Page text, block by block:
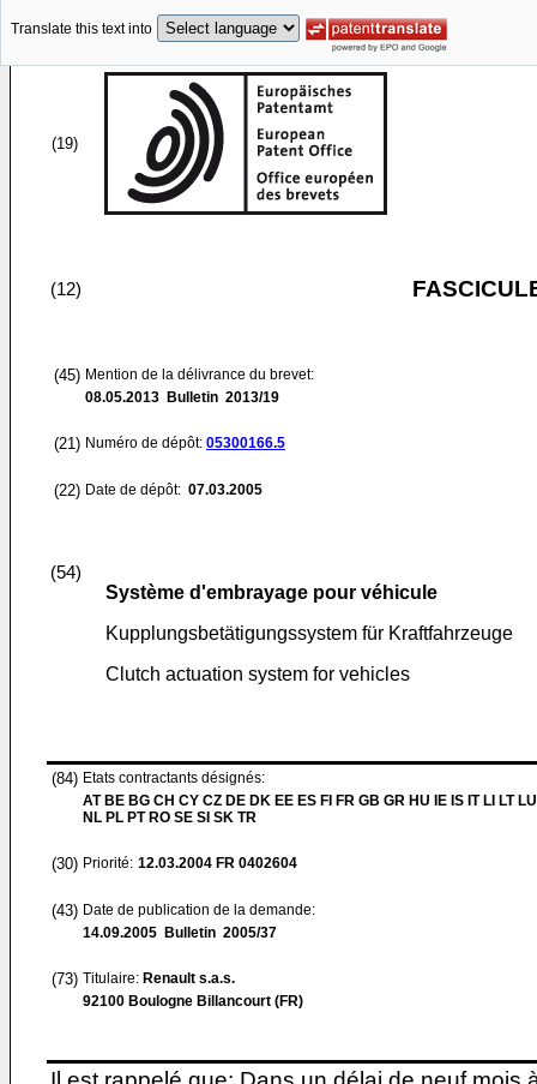
Translate this text into
(19)
(12)
(45) Mention de la délivrance du brevet:
08.05.2013 Bulletin 2013/19
(21) Numéro de dépôt: 05300166.5
(22) Date de dépôt: 07.03.2005
(54)
Système d'embrayage pour véhicule
Kupplungsbetätigungssystem für Kraftfahrzeuge
Clutch actuation system for vehicles
(84) Etats contractants désignés:
AT BE BG CH CY CZ DE DK EE ES FI FR GB GR HU IE IS IT LI LT
NL PL PT RO SE SI SK TR
(30) Priorité: 12.03.2004 FR 0402604
(43) Date de publication de la demande:
14.09.2005 Bulletin 2005/37
(73) Titulaire: Renault s.a.s.
92100 Boulogne Billancourt (FR)